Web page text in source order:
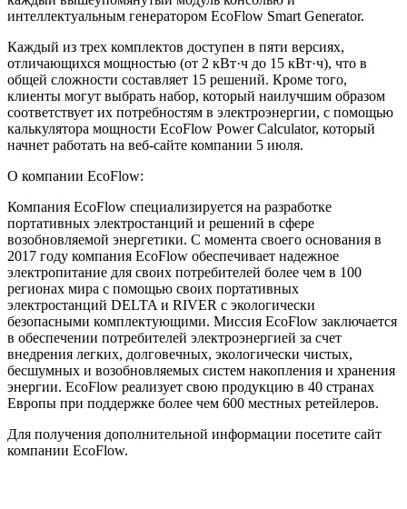
интеллектуальным генератором EcoFlow Smart Generator.
Каждый из трех комплектов доступен в пяти версиях,
отличающихся мощностью (от 2 кВт·ч до 15 кВт·ч), что в
общей сложности составляет 15 решений. Кроме того,
клиенты могут выбрать набор, который наилучшим образом
соответствует их потребностям в электроэнергии, с помощью
калькулятора мощности EcoFlow Power Calculator, который
начнет работать на веб-сайте компании 5 июля.
О компании EcoFlow:
Компания EcoFlow специализируется на разработке
портативных электростанций и решений в сфере
возобновляемой энергетики. С момента своего основания в
2017 году компания EcoFlow обеспечивает надежное
электропитание для своих потребителей более чем в 100
регионах мира с помощью своих портативных
электростанций DELTA и RIVER с экологически
безопасными комплектующими. Миссия EcoFlow заключается
в обеспечении потребителей электроэнергией за счет
внедрения легких, долговечных, экологически чистых,
бесшумных и возобновляемых систем накопления и хранения
энергии. EcoFlow реализует свою продукцию в 40 странах
Европы при поддержке более чем 600 местных ретейлеров.
Для получения дополнительной информации посетите сайт
компании EcoFlow.